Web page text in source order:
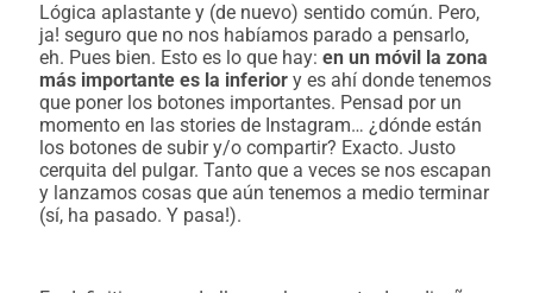
Lógica aplastante y (de nuevo) sentido común. Pero,
ja! seguro que no nos habíamos parado a pensarlo,
eh. Pues bien. Esto es lo que hay: en un móvil la zona
más importante es la inferior y es ahí donde tenemos
que poner los botones importantes. Pensad por un
momento en las stories de Instagram… ¿dónde están
los botones de subir y/o compartir? Exacto. Justo
cerquita del pulgar. Tanto que a veces se nos escapan
y lanzamos cosas que aún tenemos a medio terminar
(sí, ha pasado. Y pasa!).